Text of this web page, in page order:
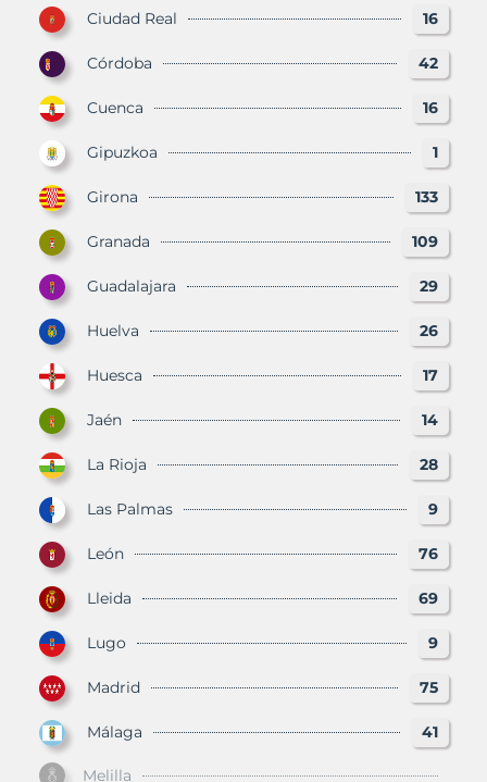
Ciudad Real 16
Córdoba 42
Cuenca 16
Gipuzkoa 1
Girona 133
Granada 109
Guadalajara 29
Huelva 26
Huesca 17
Jaén 14
La Rioja 28
Las Palmas 9
León 76
Lleida 69
Lugo 9
Madrid 75
Málaga 41
Melilla